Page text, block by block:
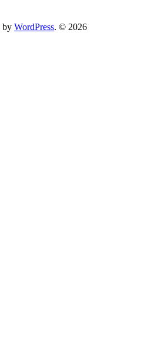
by WordPress. © 2026